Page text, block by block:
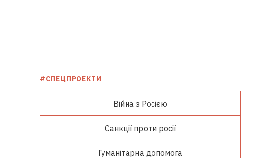
#СПЕЦПРОЕКТИ
Війна з Росією
Санкції проти росії
Гуманітарна допомога